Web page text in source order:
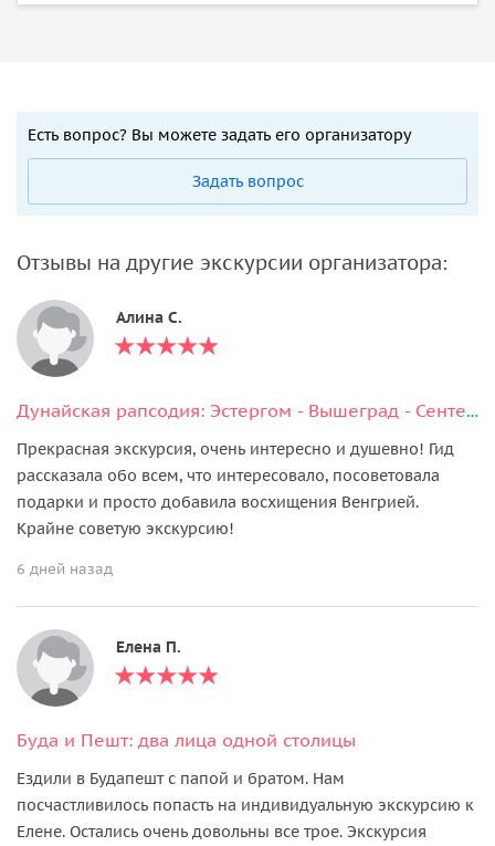
Есть вопрос? Вы можете задать его организатору
Задать вопрос
Отзывы на другие экскурсии организатора:
Алина С.
Дунайская рапсодия: Эстергом - Вышеград - Сентендре
Прекрасная экскурсия, очень интересно и душевно! Гид
рассказала обо всем, что интересовало, посоветовала
подарки и просто добавила восхищения Венгрией.
Крайне советую экскурсию!
6 дней назад
Елена П.
Буда и Пешт: два лица одной столицы
Ездили в Будапешт с папой и братом. Нам
посчастливилось попасть на индивидуальную экскурсию к
Елене. Остались очень довольны все трое. Экскурсия